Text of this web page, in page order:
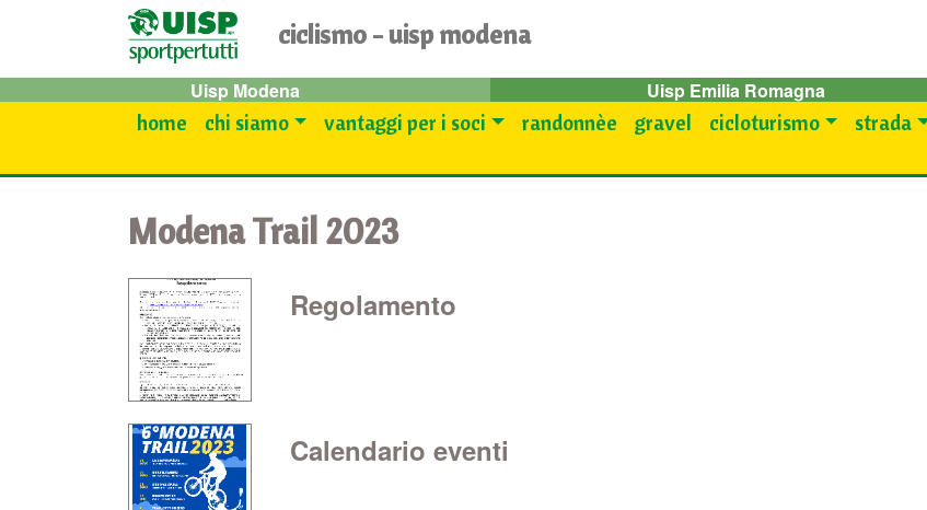
ciclismo - uisp modena
Uisp Modena Uisp Emilia Romagna
home chi siamo vantaggi per i soci randonnèe gravel cicloturismo strada
Modena Trail 2023
Regolamento
Calendario eventi